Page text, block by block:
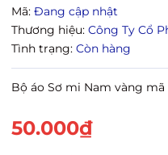
Mã: Đang cập nhật
Thương hiệu: Công Ty Cổ
Tình trạng: Còn hàng
Bộ áo Sơ mi Nam vàng mã
50.000₫